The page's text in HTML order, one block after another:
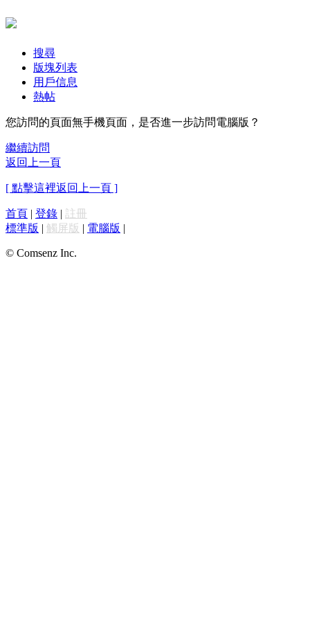
搜尋
版塊列表
用戶信息
熱帖
您訪問的頁面無手機頁面，是否進一步訪問電腦版？
繼續訪問
返回上一頁
[ 點擊這裡返回上一頁 ]
首頁 | 登錄 | 註冊
標準版 | 觸屏版 | 電腦版 |
© Comsenz Inc.